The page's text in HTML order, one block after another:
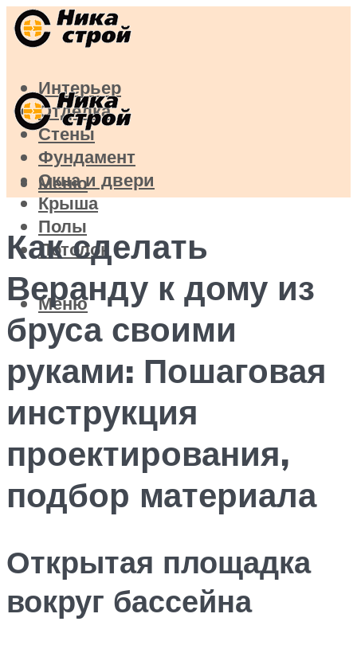
Интерьер
Отделка
Стены
Фундамент
Окна и двери
Крыша
Полы
Потолок
Меню
Меню
Как сделать
Веранду к дому из
бруса своими
руками: Пошаговая
инструкция
проектирования,
подбор материала
Открытая площадка
вокруг бассейна